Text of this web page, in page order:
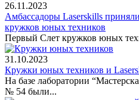
26.11.2023
Амбассадоры Laserskills
кружков юных техников
Первый Слет кружков юных
31.10.2023
Кружки юных техников и
На базе лаборатории
№ 54 были...